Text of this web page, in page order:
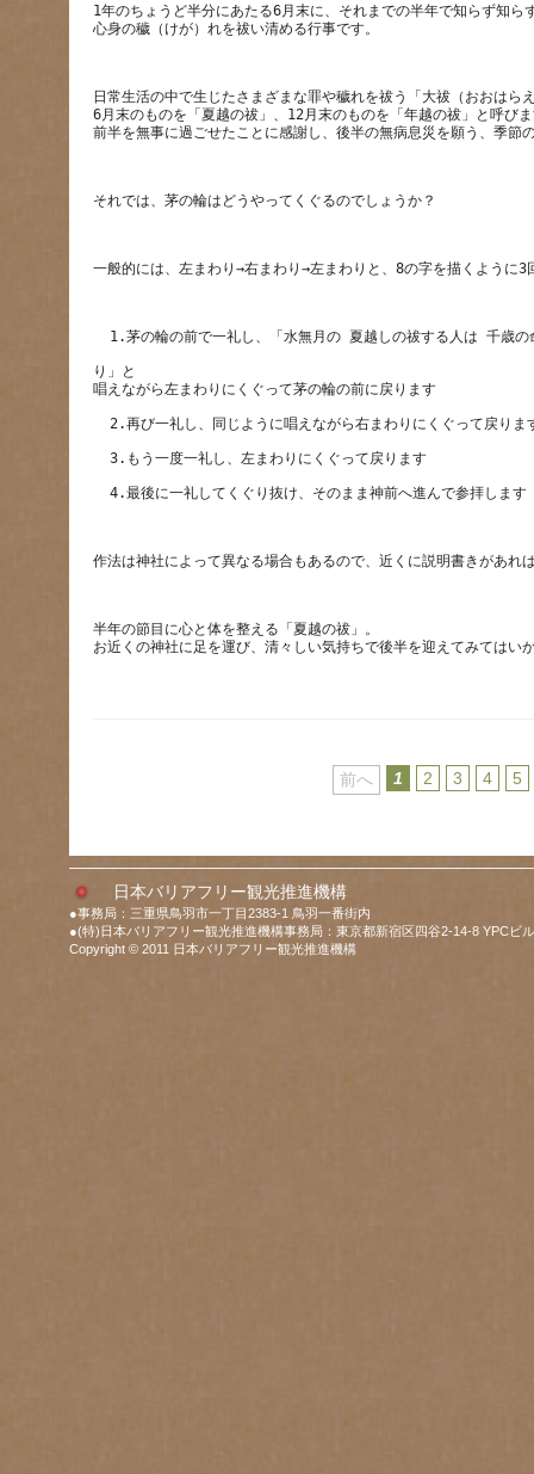
1年のちょうど半分にあたる6月末に、それまでの半年で知らず知ら
日常生活の中で生じたさまざまな罪や穢れを祓う「大祓（おおはら
6月末のものを「夏越の祓」、12月末のものを「年越の祓」と呼び
り」と
半年の節目に心と体を整える「夏越の祓」。
前へ 1 2 3 4 5
日本バリアフリー観光推進機構
●事務局：三重県鳥羽市一丁目2383-1 鳥羽一番街内
●(特)日本バリアフリー観光推進機構事務局：東京都新宿区四谷2-14-8 YPCビ
Copyright © 2011 日本バリアフリー観光推進機構